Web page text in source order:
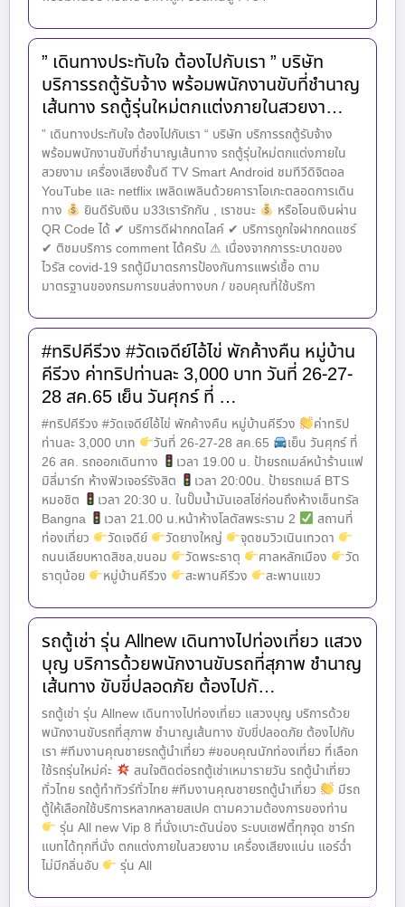
” เดินทางประทับใจ ต้องไปกับเรา ” บริษัท
บริการรถตู้รับจ้าง พร้อมพนักงานขับที่ชำนาญ
เส้นทาง รถตู้รุ่นใหม่ตกแต่งภายในสวยงา…
” เดินทางประทับใจ ต้องไปกับเรา “ บริษัท บริการรถตู้รับจ้าง
พร้อมพนักงานขับที่ชำนาญเส้นทาง รถตู้รุ่นใหม่ตกแต่งภายใน
สวยงาม เครื่องเสียงชั้นดี TV Smart Android ชมทีวีดิจิตอล
YouTube และ netflix เพลิดเพลินด้วยคาราโอเกะตลอดการเดิน
ทาง
ยินดีรับเงิน ม33เรารักกัน , เราชนะ
หรือโอนเงินผ่าน
QR Code ได้ ✔ บริการดีฝากกดไลค์ ✔ บริการถูกใจฝากกดแชร์
✔ ติชมบริการ comment ได้ครับ ⚠ เนื่องจากการระบาดของ
ไวรัส covid-19 รถตู้มีมาตรการป้องกันการแพร่เชื้อ ตาม
มาตรฐานของกรมการขนส่งทางบก / ขอบคุณที่ใช้บริกา
#ทริปคีรีวง #วัดเจดีย์ไอ้ไข่ พักค้างคืน หมู่บ้าน
คีรีวง ค่าทริปท่านละ 3,000 บาท วันที่ 26-27-
28 สค.65 เย็น วันศุกร์ ที่ …
#ทริปคีรีวง #วัดเจดีย์ไอ้ไข่ พักค้างคืน หมู่บ้านคีรีวง
ค่าทริป
ท่านละ 3,000 บาท
วันที่ 26-27-28 สค.65
เย็น วันศุกร์ ที่
26 สค. รถออกเดินทาง
เวลา 19.00 น. ป้ายรถเมล์หน้าร้านแฟ
มิลี่มาร์ท ห้างฟิวเจอร์รังสิต
เวลา 20:00น. ป้ายรถเมล์ BTS
หมอชิต
เวลา 20:30 น. ในปั๊มน้ำมันเอสโซ่ก่อนถึงห้างเซ็นทรัล
Bangna
เวลา 21.00 น.หน้าห้างโลตัสพระราม 2
สถานที่
ท่องเที่ยว
วัดเจดีย์ วัดยางใหญ่
จุดชมวิวเนินเทวดา
ถนนเลียบหาดสิชล,ขนอม
วัดพระธาตุ ศาลหลักเมือง
วัด
ธาตุน้อย
หมู่บ้านคีรีวง สะพานคีรีวง สะพานแขว
รถตู้เช่า รุ่น Allnew เดินทางไปท่องเที่ยว แสวง
บุญ บริการด้วยพนักงานขับรถที่สุภาพ ชำนาญ
เส้นทาง ขับขี่ปลอดภัย ต้องไปกั…
รถตู้เช่า รุ่น Allnew เดินทางไปท่องเที่ยว แสวงบุญ บริการด้วย
พนักงานขับรถที่สุภาพ ชำนาญเส้นทาง ขับขี่ปลอดภัย ต้องไปกับ
เรา #ทีมงานคุณชายรถตู้นำเที่ยว #ขอบคุณนักท่องเที่ยว ที่เลือก
ใช้รถรุ่นใหม่ค่ะ
สนใจติดต่อรถตู้เช่าเหมารายวัน รถตู้นำเที่ยว
ทั่วไทย รถตู้ทำทัวร์ทั่วไทย #ทีมงานคุณชายรถตู้นำเที่ยว
มีรถ
ตู้ให้เลือกใช้บริการหลากหลายสเปค ตามความต้องการของท่าน
รุ่น All new Vip 8 ที่นั่งเบาะดันน่อง ระบบเซฟตี้ทุกจุด ชาร์ท
แบทได้ทุกที่นั่ง ตกแต่งภายในสวยงาม เครื่องเสียงแน่น แอร์ฉ่ำ
ไม่มีกลิ่นอับ
รุ่น All